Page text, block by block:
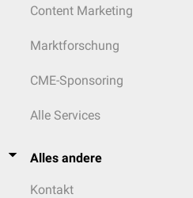
Content Marketing
Marktforschung
CME-Sponsoring
Alle Services
Alles andere
Kontakt